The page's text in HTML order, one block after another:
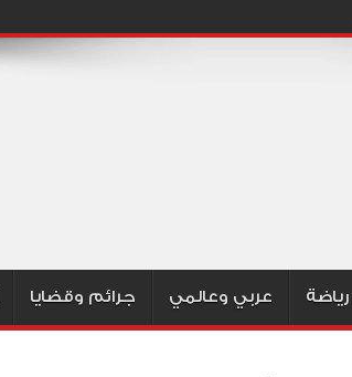
رياضة عربي وعالمي جرائم وقضايا